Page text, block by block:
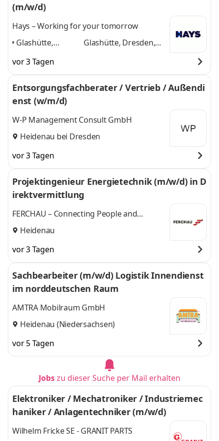
(m/w/d)
Hays – Working for your tomorrow
Glashütte,
Dippoldiswalde,
Heidenau,
Glashütte, Dresden,
weitere
vor 3 Tagen
Entsorgungsfachberater / Vertrieb / Außendi
enst (w/m/d)
W-P Management Consult GmbH
Heidenau bei Dresden
vor 3 Tagen
Projektingenieur Energietechnik (m/w/d) in D
irektvermittlung
FERCHAU – Connecting People and
Technologies
Heidenau
vor 3 Tagen
Sachbearbeiter (m/w/d) Logistik Innendienst
im norddeutschen Raum
AMTRA Mobilraum GmbH
Heidenau (Niedersachsen)
vor 5 Tagen
Jobszu dieser Suche per Mail erhalten
Elektroniker / Mechatroniker / Industriemec
haniker / Anlagentechniker (m/w/d)
Wilhelm Fricke SE - GRANIT PARTS